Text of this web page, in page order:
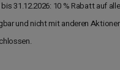
31.12.2026: 10 % Rabatt auf
und nicht mit anderen